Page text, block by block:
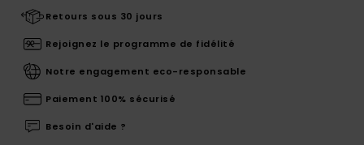
Retours sous 30 jours
Rejoignez le programme de fidélité
Notre engagement eco-responsable
Paiement 100% sécurisé
Besoin d'aide ?